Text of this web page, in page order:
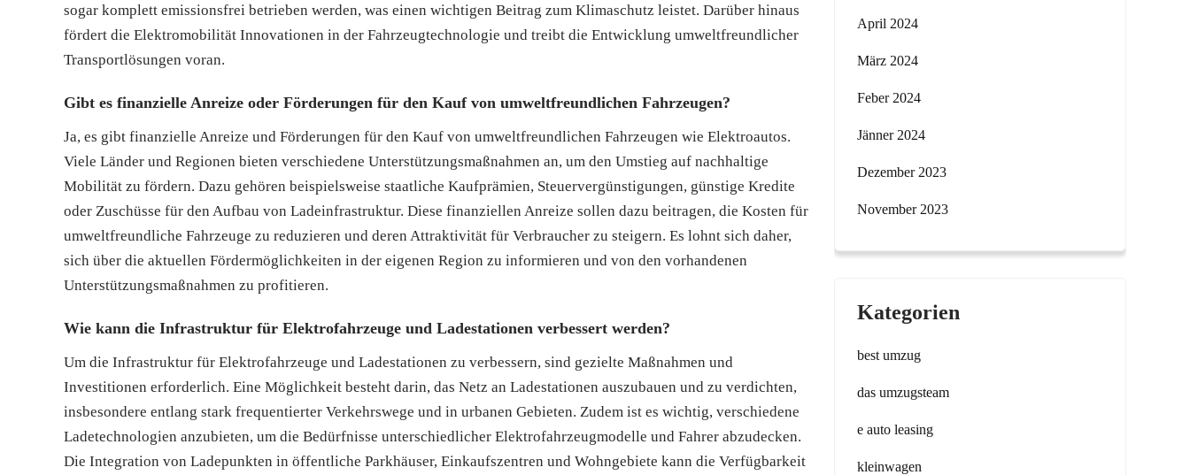
sogar komplett emissionsfrei betrieben werden, was einen wichtigen Beitrag zum Klimaschutz leistet. Darüber hinaus
fördert die Elektromobilität Innovationen in der Fahrzeugtechnologie und treibt die Entwicklung umweltfreundlicher
Transportlösungen voran.
Gibt es finanzielle Anreize oder Förderungen für den Kauf von umweltfreundlichen Fahrzeugen?
Ja, es gibt finanzielle Anreize und Förderungen für den Kauf von umweltfreundlichen Fahrzeugen wie Elektroautos.
Viele Länder und Regionen bieten verschiedene Unterstützungsmaßnahmen an, um den Umstieg auf nachhaltige
Mobilität zu fördern. Dazu gehören beispielsweise staatliche Kaufprämien, Steuervergünstigungen, günstige Kredite
oder Zuschüsse für den Aufbau von Ladeinfrastruktur. Diese finanziellen Anreize sollen dazu beitragen, die Kosten für
umweltfreundliche Fahrzeuge zu reduzieren und deren Attraktivität für Verbraucher zu steigern. Es lohnt sich daher,
sich über die aktuellen Fördermöglichkeiten in der eigenen Region zu informieren und von den vorhandenen
Unterstützungsmaßnahmen zu profitieren.
Wie kann die Infrastruktur für Elektrofahrzeuge und Ladestationen verbessert werden?
Um die Infrastruktur für Elektrofahrzeuge und Ladestationen zu verbessern, sind gezielte Maßnahmen und
Investitionen erforderlich. Eine Möglichkeit besteht darin, das Netz an Ladestationen auszubauen und zu verdichten,
insbesondere entlang stark frequentierter Verkehrswege und in urbanen Gebieten. Zudem ist es wichtig, verschiedene
Ladetechnologien anzubieten, um die Bedürfnisse unterschiedlicher Elektrofahrzeugmodelle und Fahrer abzudecken.
Die Integration von Ladepunkten in öffentliche Parkhäuser, Einkaufszentren und Wohngebiete kann die Verfügbarkeit
April 2024
März 2024
Feber 2024
Jänner 2024
Dezember 2023
November 2023
Kategorien
best umzug
das umzugsteam
e auto leasing
kleinwagen